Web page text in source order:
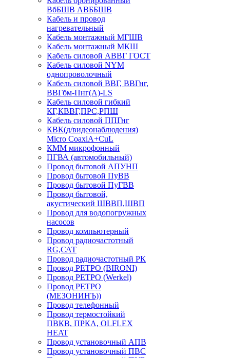
ВбБШВ АВББШВ
Кабель и провод
нагревательный
Кабель монтажный МГШВ
Кабель монтажный МКШ
Кабель силовой АВВГ ГОСТ
Кабель силовой NYM
однопроволочный
Кабель силовой ВВГ, ВВГнг,
ВВГбм-Пнг(А)-LS
Кабель силовой гибкий
КГ,КВВГ,ПРС,РПШ
Кабель силовой ППГнг
КВК(д/видеонаблюдения)
Micro CoaxiA+CuL
КММ микрофонный
ПГВА (автомобильный)
Провод бытовой АПУНП
Провод бытовой ПуВВ
Провод бытовой ПуГВВ
Провод бытовой,
акустический ШВВП,ШВП
Провод для водопогружных
насосов
Провод компьютерный
Провод радиочастотный
RG,САТ
Провод радиочастотный РК
Провод РЕТРО (BIRONI)
Провод РЕТРО (Werkel)
Провод РЕТРО
(МЕЗОНИНЪ))
Провод телефонный
Провод термостойкий
ПВКВ, ПРКА, OLFLEX
HEAT
Провод установочный АПВ
Провод установочный ПВС